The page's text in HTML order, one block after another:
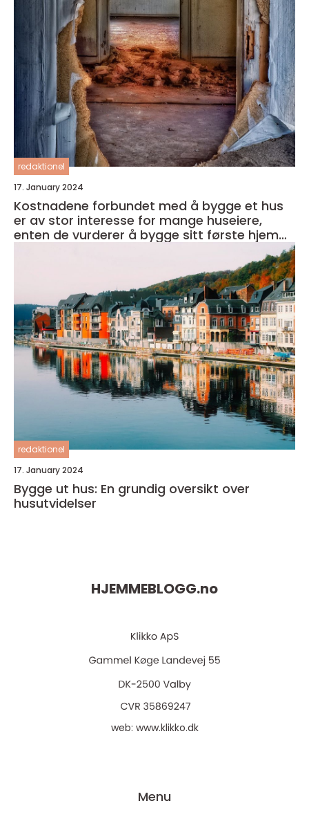
redaktionel
17. January 2024
Kostnadene forbundet med å bygge et hus
er av stor interesse for mange huseiere,
enten de vurderer å bygge sitt første hjem
eller ønsker å oppgradere sitt eksisterende
redaktionel
17. January 2024
Bygge ut hus: En grundig oversikt over
husutvidelser
HJEMMEBLOGG.no
web: www.klikko.dk
Menu